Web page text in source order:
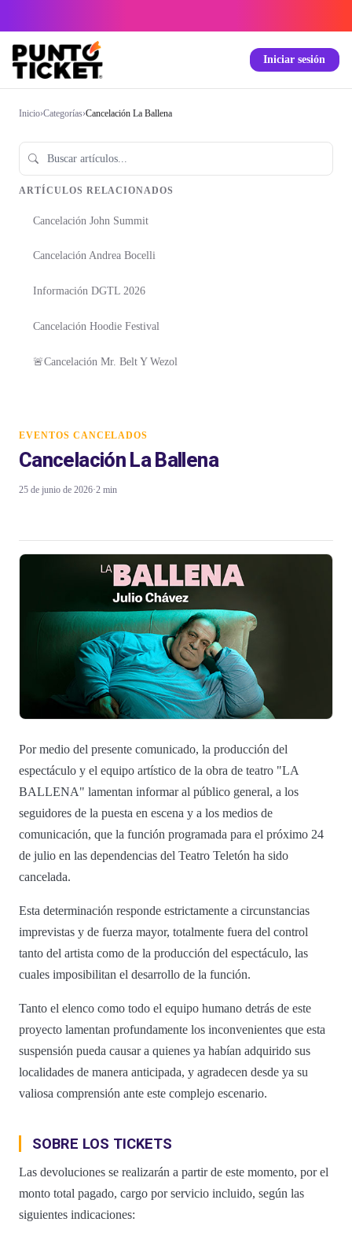
Iniciar sesión
Inicio›Categorías›Cancelación La Ballena
ARTÍCULOS RELACIONADOS
Cancelación John Summit
Cancelación Andrea Bocelli
Información DGTL 2026
Cancelación Hoodie Festival
🚨Cancelación Mr. Belt Y Wezol
EVENTOS CANCELADOS
Cancelación La Ballena
25 de junio de 2026·2 min
Por medio del presente comunicado, la producción del
espectáculo y el equipo artístico de la obra de teatro "LA
BALLENA" lamentan informar al público general, a los
seguidores de la puesta en escena y a los medios de
comunicación, que la función programada para el próximo 24
de julio en las dependencias del Teatro Teletón ha sido
cancelada.
Esta determinación responde estrictamente a circunstancias
imprevistas y de fuerza mayor, totalmente fuera del control
tanto del artista como de la producción del espectáculo, las
cuales imposibilitan el desarrollo de la función.
Tanto el elenco como todo el equipo humano detrás de este
proyecto lamentan profundamente los inconvenientes que esta
suspensión pueda causar a quienes ya habían adquirido sus
localidades de manera anticipada, y agradecen desde ya su
valiosa comprensión ante este complejo escenario.
SOBRE LOS TICKETS
Las devoluciones se realizarán a partir de este momento, por el
monto total pagado, cargo por servicio incluido, según las
siguientes indicaciones: